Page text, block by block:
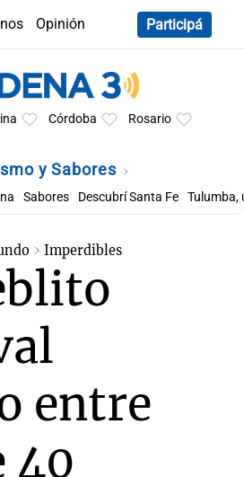
Opinión
Participá
Córdoba Rosario
y Sabores
Sabores Descubrí Santa Fe Tulumba,
Imperdibles
entre
40